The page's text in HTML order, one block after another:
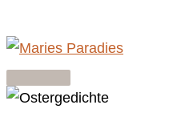
Hauptmenü